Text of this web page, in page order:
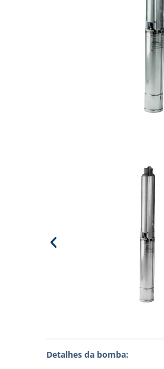
Detalhes da bomba: